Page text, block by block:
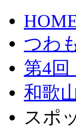
つわ
第4
和歌
スポ